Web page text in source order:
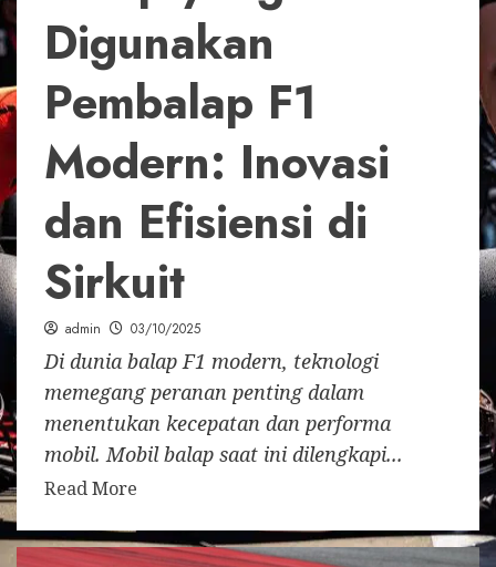
Digunakan
Pembalap F1
Modern: Inovasi
dan Efisiensi di
Sirkuit
admin 03/10/2025
Di dunia balap F1 modern, teknologi
memegang peranan penting dalam
menentukan kecepatan dan performa
mobil. Mobil balap saat ini dilengkapi...
Read More